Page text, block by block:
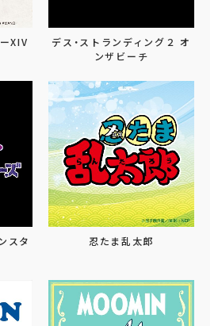
XIV
デス・ストランディング２ オ
ンザビーチ
スタ
忍たま乱太郎